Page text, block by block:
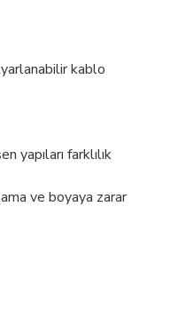
kablo
farklılık
ve boyaya zarar